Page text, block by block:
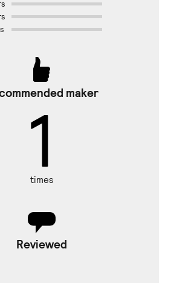
maker
1
times
Reviewed